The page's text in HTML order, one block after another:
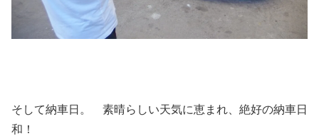
そして納車日。 素晴らしい天気に恵まれ、絶好の納車日
和！